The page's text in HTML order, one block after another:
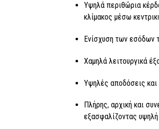
Υψηλά περιθώρια
κλίμακος μέσω
Ενίσχυση των εσόδων
Χαμηλά λειτουργικά
Υψηλές αποδόσεις και
Πλήρης, αρχική και
εξασφαλίζοντας